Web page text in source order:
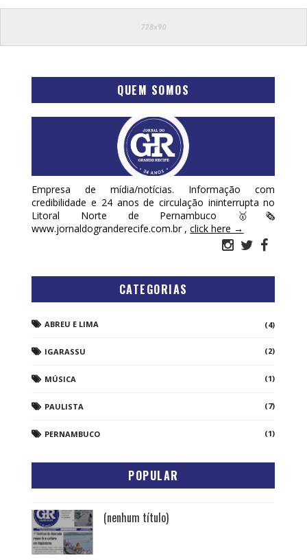
QUEM SOMOS
Empresa de mídia/notícias. Informação com
credibilidade e 24 anos de circulação ininterrupta no
Litoral Norte de Pernambuco 🥇🗞
www.jornaldogranderecife.com.br ,click here →
CATEGORIAS
ABREU E LIMA (4)
IGARASSU (2)
MÚSICA (1)
PAULISTA (7)
PERNAMBUCO (1)
POPULAR
(nenhum título)